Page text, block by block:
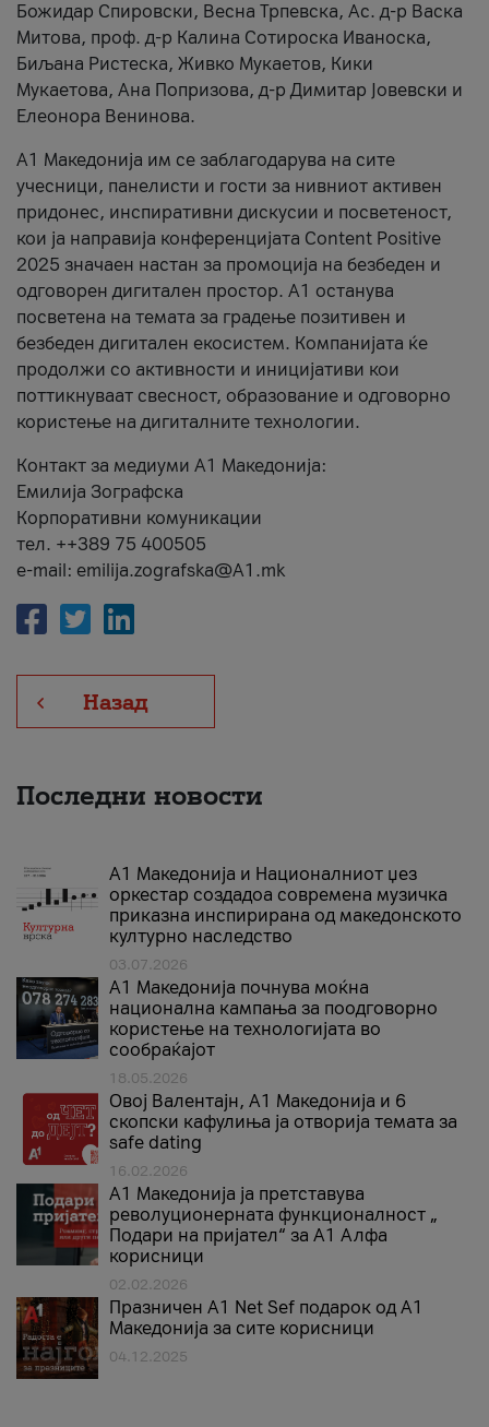
Божидар Спировски, Весна Трпевска, Ас. д-р Васка
Митова, проф. д-р Калина Сотироска Иваноска,
Биљана Ристеска, Живко Мукаетов, Кики
Мукаетова, Ана Попризова, д-р Димитар Јовевски и
Елеонора Венинова.
А1 Македонија им се заблагодарува на сите
учесници, панелисти и гости за нивниот активен
придонес, инспиративни дискусии и посветеност,
кои ја направија конференцијата Content Positive
2025 значаен настан за промоција на безбеден и
одговорен дигитален простор. А1 останува
посветена на темата за градење позитивен и
безбеден дигитален екосистем. Компанијата ќе
продолжи со активности и иницијативи кои
поттикнуваат свесност, образование и одговорно
користење на дигиталните технологии.
Контакт за медиуми А1 Македонија:
Емилија Зографска
Корпоративни комуникации
тел. ++389 75 400505
e-mail: emilija.zografska@A1.mk
Назад
Последни новости
А1 Македонија и Националниот џез
оркестар создадоа современа музичка
приказна инспирирана од македонското
културно наследство
03.07.2026
A1 Македонија почнува моќна
национална кампања за поодговорно
користење на технологијата во
сообраќајот
18.05.2026
Овој Валентајн, A1 Македонија и 6
скопски кафулиња ја отворија темата за
safe dating
16.02.2026
А1 Македонија ја претставува
револуционерната функционалност „
Подари на пријател“ за А1 Алфа
корисници
02.02.2026
Празничен A1 Net Sеf подарок од А1
Македонија за сите корисници
04.12.2025